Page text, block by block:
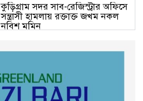
কুড়িগ্রাম সদর সাব-রেজিস্ট্রার অফিসে
সন্ত্রাসী হামলায় রক্তাক্ত জখম নকল
নবিশ মমিন
অনুষ্ঠিত